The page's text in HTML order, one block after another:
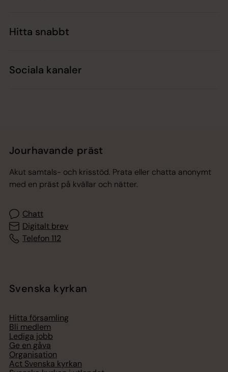
Hitta snabbt
Sociala kanaler
Jourhavande präst
Akut samtals- och krisstöd. Prata eller chatta anonymt
med en präst på kvällar och nätter.
Chatt
Digitalt brev
Telefon 112
Svenska kyrkan
Hitta församling
Bli medlem
Lediga jobb
Ge en gåva
Organisation
Act Svenska kyrkan